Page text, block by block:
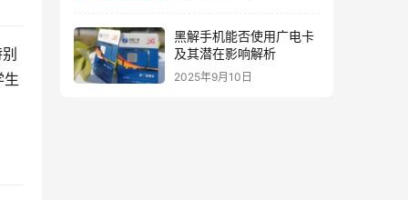
生
黑解手机能否使用广电卡
及其潜在影响解析
2025年9月10日